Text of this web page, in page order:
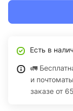
Есть в
🚛
и
заказе от